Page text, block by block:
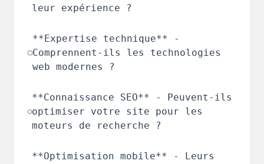
leur expérience ?
**Expertise technique** -
Comprennent-ils les technologies
web modernes ?
**Connaissance SEO** - Peuvent-ils
optimiser votre site pour les
moteurs de recherche ?
**Optimisation mobile** - Leurs